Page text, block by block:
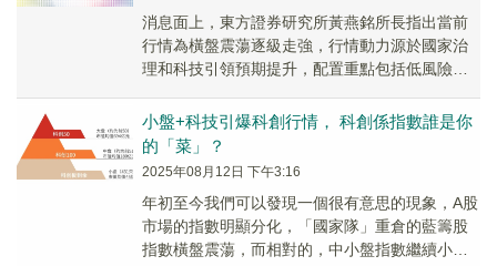
消息面上，東方證券研究所黃燕銘所長指出當前
行情為橫盤震蕩逐級走強，行情動力源於國家治
理和科技引領預期提升，配置重點包括低風險的
小盤+科技引爆科創行情， 科創係指數誰是你
的「菜」？
2025年08月12日 下午3:16
年初至今我們可以發現一個很有意思的現象，A股
市場的指數明顯分化，「國家隊」重倉的藍籌股
指數橫盤震蕩，而相對的，中小盤指數繼續小幅